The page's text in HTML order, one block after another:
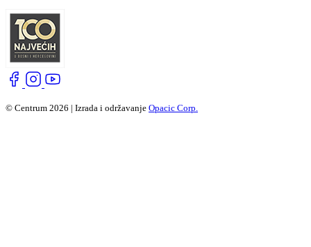
© Centrum 2026 | Izrada i održavanje Opacic Corp.